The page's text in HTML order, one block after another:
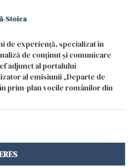
Stoica
de experiență, specializat în
de conținut și comunicare
adjunct al portalului
al emisiunii „Departe de
prim-plan vocile românilor din